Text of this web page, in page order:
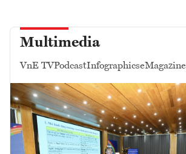
Multimedia
VnE TVPodcastInfographicseMagazine